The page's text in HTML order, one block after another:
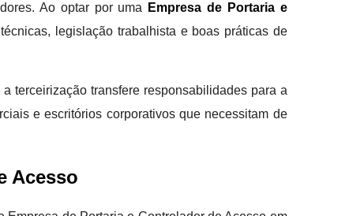
Ao optar por uma
Empresa de Portaria e
legislação trabalhista e boas práticas de
terceirização transfere responsabilidades para a
e escritórios corporativos que necessitam de
Acesso